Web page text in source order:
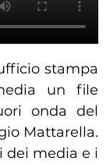
stampa
un file
onda del
Mattarella.
dei media e i